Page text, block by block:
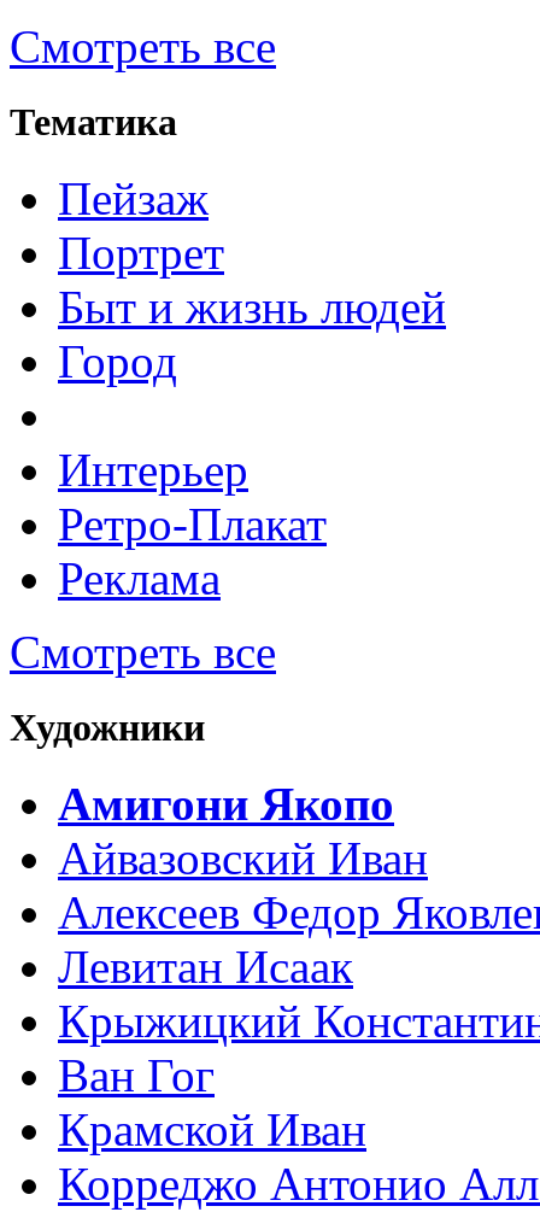
Смотреть все
Тематика
Пейзаж
Портрет
Быт и жизнь людей
Город
Интерьер
Ретро-Плакат
Реклама
Смотреть все
Художники
Амигони Якопо
Айвазовский Иван
Алексеев Федор
Левитан Исаак
Крыжицкий
Ван Гог
Крамской Иван
Корреджо Антонио